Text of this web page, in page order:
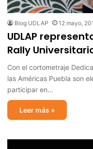
Blog UDLAP 12 mayo,
UDLAP
Rally
Con el cortometraje
las Américas Puebla son
participar en…
Leer más »